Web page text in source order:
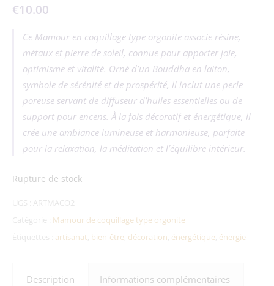
€10.00
Ce Mamour en coquillage type orgonite associe résine,
métaux et pierre de soleil, connue pour apporter joie,
optimisme et vitalité. Orné d’un Bouddha en laiton,
symbole de sérénité et de prospérité, il inclut une perle
poreuse servant de diffuseur d’huiles essentielles ou de
support pour encens. À la fois décoratif et énergétique, il
crée une ambiance lumineuse et harmonieuse, parfaite
pour la relaxation, la méditation et l’équilibre intérieur.
Rupture de stock
UGS :
ARTMACO2
Catégorie : Mamour de coquillage type orgonite
artisanat bien-être décoration énergétique énergie
Description Informations complémentaires